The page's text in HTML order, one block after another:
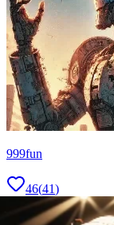
999fun
46(41)